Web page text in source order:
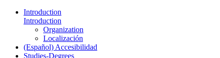
Introduction
Introduction
Organization
Localización
(Español) Accesibilidad
Studies-Degrees